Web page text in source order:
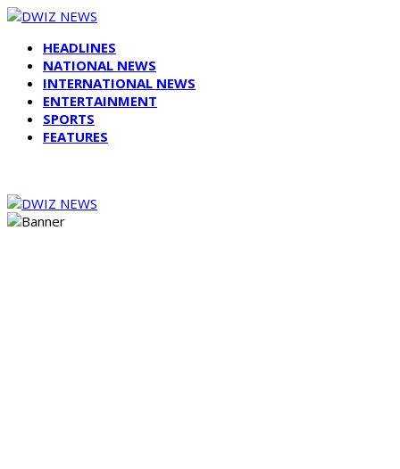
HEADLINES
NATIONAL NEWS
INTERNATIONAL NEWS
ENTERTAINMENT
SPORTS
FEATURES